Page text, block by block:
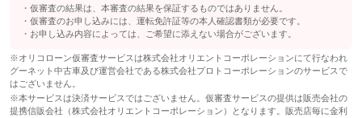
仮審査の結果は、本審査の結果を保証するものではありません。
仮審査のお申し込みには、運転免許証等の本人確認書類が必要です。
お申し込み内容によっては、ご希望に添えない場合がございます。
※オリコローン仮審査サービスは株式会社オリエントコーポレーションにて行なわれ
グーネット中古車及び運営会社である株式会社プロトコーポレーションのサービスで
はございません。
※本サービスは決済サービスではございません。仮審査サービスの提供は販売会社の
提携信販会社（株式会社オリエントコーポレーション）となります。販売店毎に金利